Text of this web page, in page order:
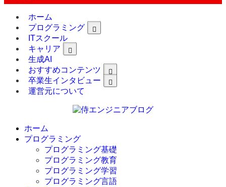
ホーム
プログラミング
ITスクール
キャリア
生成AI
おすすめコンテンツ
卒業生インタビュー
運営元について
ホーム
プログラミング
プログラミング基礎
プログラミング教育
プログラミング学習
プログラミング言語